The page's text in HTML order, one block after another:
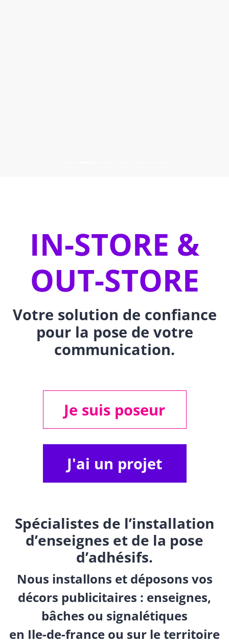
IN-STORE &
OUT-STORE
Votre solution de confiance
pour la pose de votre
communication.
Je suis poseur
J'ai un projet
Spécialistes de l’installation
d’enseignes et de la pose
d’adhésifs.
Nous installons et déposons vos
décors publicitaires : enseignes,
bâches ou signalétiques
en Ile-de-france ou sur le territoire